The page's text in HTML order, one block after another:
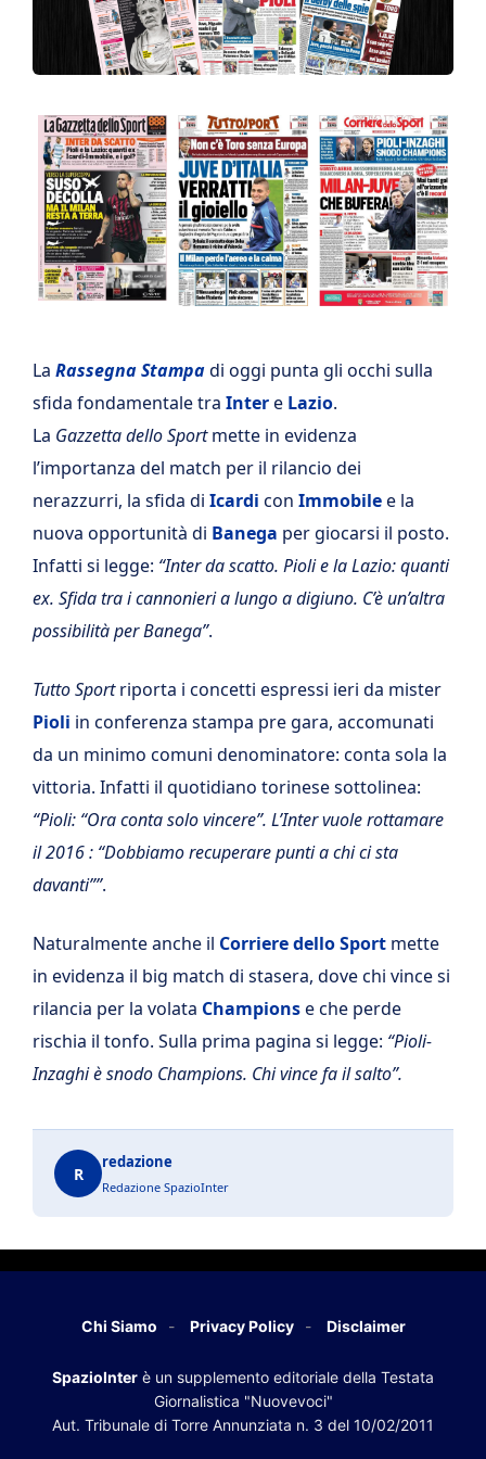
La Rassegna Stampadi oggi punta gli occhi sulla
sfida fondamentale tra Intere Lazio.
La Gazzetta dello Sportmette in evidenza
l’importanza del match per il rilancio dei
nerazzurri, la sfida di Icardi con Immobilee la
nuova opportunità di Banega per giocarsi il posto.
Infatti si legge: “Inter da scatto. Pioli e la Lazio: quanti
ex. Sfida tra i cannonieri a lungo a digiuno. C’è un’altra
possibilità per Banega”.
Tutto Sportriporta i concetti espressi ieri da mister
Pioli in conferenza stampa pre gara, accomunati
da un minimo comuni denominatore: conta sola la
vittoria. Infatti il quotidiano torinese sottolinea:
“Pioli: “Ora conta solo vincere”. L’Inter vuole rottamare
il 2016 : “Dobbiamo recuperare punti a chi ci sta
davanti””.
Naturalmente anche il Corriere dello Sport mette
in evidenza il big match di stasera, dove chi vince si
rilancia per la volata Championse che perde
rischia il tonfo. Sulla prima pagina si legge: “Pioli-
Inzaghi è snodo Champions. Chi vince fa il salto”.
R
redazione
Redazione SpazioInter
Chi Siamo Privacy Policy Disclaimer
SpazioInter è un supplemento editoriale della Testata
Giornalistica "Nuovevoci"
Aut. Tribunale di Torre Annunziata n. 3 del 10/02/2011